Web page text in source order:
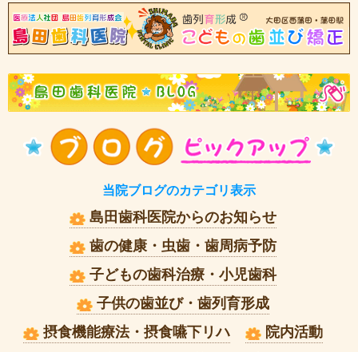
当院ブログのカテゴリ表示
島田歯科医院からのお知らせ
歯の健康・虫歯・歯周病予防
子どもの歯科治療・小児歯科
子供の歯並び・歯列育形成
摂食機能療法・摂食嚥下リハ
院内活動